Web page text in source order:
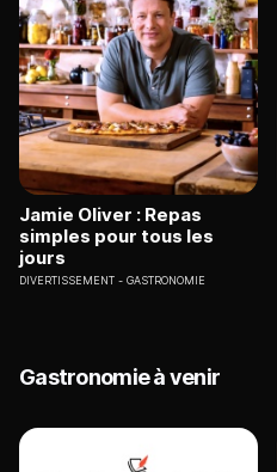
Jamie Oliver : Repas
simples pour tous les
jours
DIVERTISSEMENT GASTRONOMIE
Gastronomie à venir